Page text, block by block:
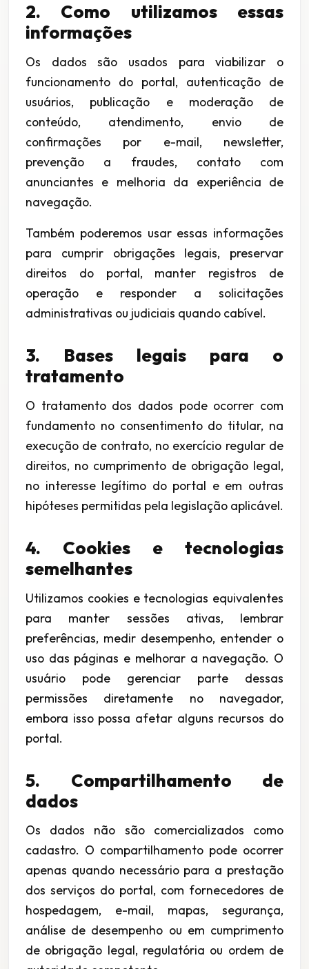
2. Como utilizamos essas
informações
Os dados são usados para viabilizar o
funcionamento do portal, autenticação de
usuários, publicação e moderação de
conteúdo, atendimento, envio de
confirmações por e-mail, newsletter,
prevenção a fraudes, contato com
anunciantes e melhoria da experiência de
navegação.
Também poderemos usar essas informações
para cumprir obrigações legais, preservar
direitos do portal, manter registros de
operação e responder a solicitações
administrativas ou judiciais quando cabível.
3. Bases legais para o
tratamento
O tratamento dos dados pode ocorrer com
fundamento no consentimento do titular, na
execução de contrato, no exercício regular de
direitos, no cumprimento de obrigação legal,
no interesse legítimo do portal e em outras
hipóteses permitidas pela legislação aplicável.
4. Cookies e tecnologias
semelhantes
Utilizamos cookies e tecnologias equivalentes
para manter sessões ativas, lembrar
preferências, medir desempenho, entender o
uso das páginas e melhorar a navegação. O
usuário pode gerenciar parte dessas
permissões diretamente no navegador,
embora isso possa afetar alguns recursos do
portal.
5. Compartilhamento de
dados
Os dados não são comercializados como
cadastro. O compartilhamento pode ocorrer
apenas quando necessário para a prestação
dos serviços do portal, com fornecedores de
hospedagem, e-mail, mapas, segurança,
análise de desempenho ou em cumprimento
de obrigação legal, regulatória ou ordem de